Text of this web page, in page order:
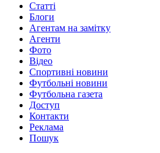
Статті
Блоги
Агентам на замітку
Агенти
Фото
Відео
Спортивні новини
Футбольні новини
Футбольна газета
Доступ
Контакти
Реклама
Пошук